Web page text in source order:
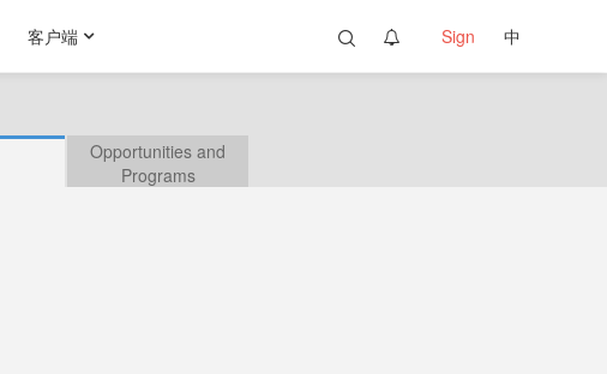
客户端 中
Sign
Opportunities and
Programs